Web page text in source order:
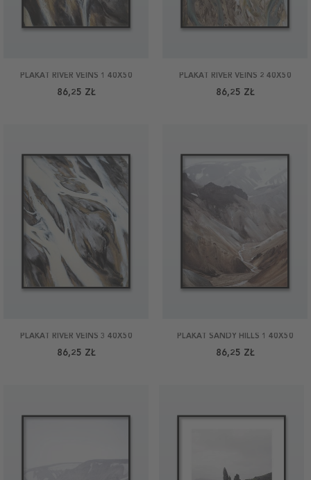
PLAKAT RIVER VEINS 1 40X50
86,25 ZŁ
PLAKAT RIVER VEINS 2 40X50
86,25 ZŁ
PLAKAT RIVER VEINS 3 40X50
86,25 ZŁ
PLAKAT SANDY HILLS 1 40X50
86,25 ZŁ